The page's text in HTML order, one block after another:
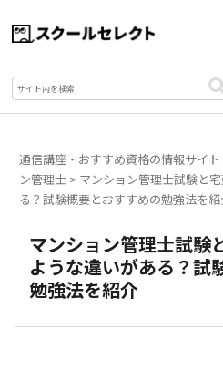
通信講座・おすすめ資格の情報サイ
ン管理士 > マンション管理士試験と
る？試験概要とおすすめの勉強法を
マンション管理士試験
ような違いがある？試
勉強法を紹介